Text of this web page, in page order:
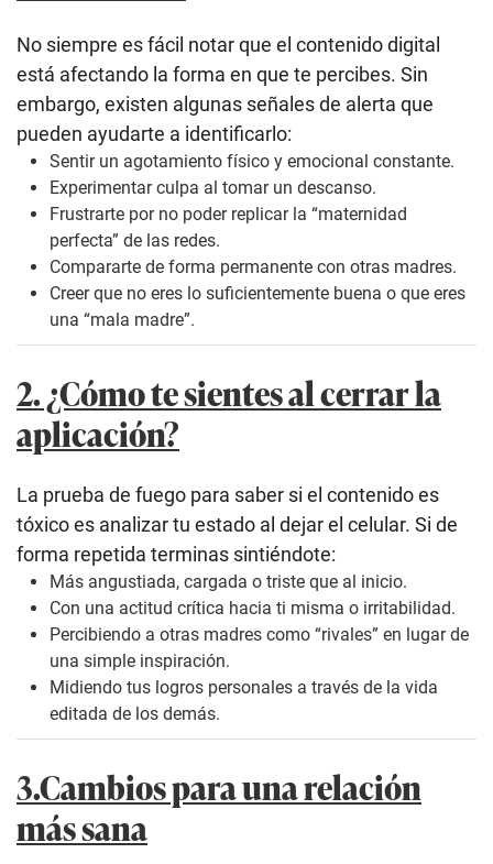
No siempre es fácil notar que el contenido digital
está afectando la forma en que te percibes. Sin
embargo, existen algunas señales de alerta que
pueden ayudarte a identificarlo:
Sentir un agotamiento físico y emocional constante.
Experimentar culpa al tomar un descanso.
Frustrarte por no poder replicar la “maternidad
perfecta” de las redes.
Compararte de forma permanente con otras madres.
Creer que no eres lo suficientemente buena o que eres
una “mala madre”.
2. ¿Cómo te sientes al cerrar la
aplicación?
La prueba de fuego para saber si el contenido es
tóxico es analizar tu estado al dejar el celular. Si de
forma repetida terminas sintiéndote:
Más angustiada, cargada o triste que al inicio.
Con una actitud crítica hacia ti misma o irritabilidad.
Percibiendo a otras madres como “rivales” en lugar de
una simple inspiración.
Midiendo tus logros personales a través de la vida
editada de los demás.
3.Cambios para una relación
más sana